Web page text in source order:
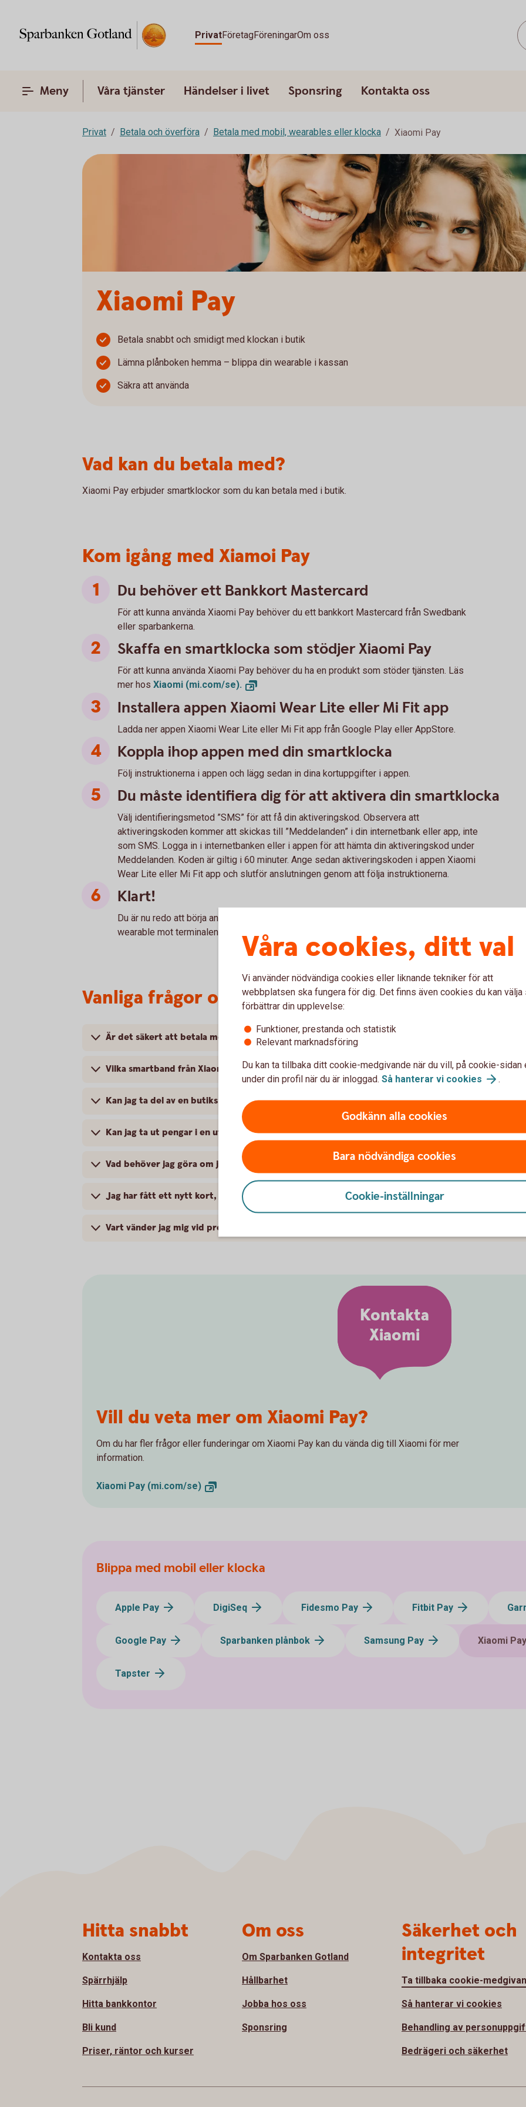
PrivatFöretagFöreningarOm oss
Meny Våra tjänster Händelser i livet Sponsring Kontakta oss
Privat Betala och överföra Betala med mobil, wearables eller klocka Xiaomi Pay
Xiaomi Pay
Betala snabbt och smidigt med klockan i butik
Lämna plånboken hemma – blippa din wearable i kassan
Säkra att använda
Vad kan du betala med?
Xiaomi Pay erbjuder smartklockor som du kan betala med i butik.
Kom igång med Xiamoi Pay
Du behöver ett Bankkort Mastercard
För att kunna använda Xiaomi Pay behöver du ett bankkort Mastercard från Swedbank
eller sparbankerna.
Skaffa en smartklocka som stödjer Xiaomi Pay
För att kunna använda Xiaomi Pay behöver du ha en produkt som stöder tjänsten. Läs
mer hos Xiaomi (mi.com/se).
Installera appen Xiaomi Wear Lite eller Mi Fit app
Ladda ner appen Xiaomi Wear Lite eller Mi Fit app från Google Play eller AppStore.
Koppla ihop appen med din smartklocka
Följ instruktionerna i appen och lägg sedan in dina kortuppgifter i appen.
Du måste identifiera dig för att aktivera din smartklocka
Välj identifieringsmetod ”SMS” för att få din aktiveringskod. Observera att
aktiveringskoden kommer att skickas till ”Meddelanden” i din internetbank eller app, inte
som SMS. Logga in i internetbanken eller i appen för att hämta din aktiveringskod under
Meddelanden. Koden är giltig i 60 minuter. Ange sedan aktiveringskoden i appen Xiaomi
Wear Lite eller Mi Fit app och slutför anslutningen genom att följa instruktionerna.
Klart!
Du är nu redo att börja använda din wearable i butik. Du betalar genom att blippa din
wearable mot terminalen där symbolen för kontaktlösa betalningar visas.
Vanliga frågor och svar om Xiaomi Pay
Är det säkert att betala med Xiaomi Pay ?
Vilka smartband från Xiaomi fungerar att betala med?
Kan jag ta del av en butiks medlemsprogram när jag handlar med Xiaomi Pay?
Kan jag ta ut pengar i en uttagningsautomat med min wearable från Xiaomi Pay?
Vad behöver jag göra om jag blivit av med min wearable?
Jag har fått ett nytt kort, vad gör jag?
Vart vänder jag mig vid problem?
Kontakta
Xiaomi
Vill du veta mer om Xiaomi Pay?
Om du har fler frågor eller funderingar om Xiaomi Pay kan du vända dig till Xiaomi för mer
information.
Xiaomi Pay (mi.com/se)
Blippa med mobil eller klocka
Apple Pay DigiSeq Fidesmo Pay Fitbit Pay
Google Pay Sparbanken plånbok Samsung Pay Xiaomi Pay
Tapster
Våra cookies, ditt val
Vi använder nödvändiga cookies eller liknande tekniker för att
webbplatsen ska fungera för dig. Det finns även cookies du kan välja
förbättrar din upplevelse:
Funktioner, prestanda och statistik
Relevant marknadsföring
Du kan ta tillbaka ditt cookie-medgivande när du vill, på cookie-sidan
under din profil när du är inloggad. Så hanterar vi cookies .
Godkänn alla cookies
Bara nödvändiga cookies
Cookie-inställningar
Hitta snabbt
Kontakta oss
Spärrhjälp
Hitta bankkontor
Bli kund
Priser, räntor och kurser
Om oss
Om Sparbanken Gotland
Hållbarhet
Jobba hos oss
Sponsring
Säkerhet och
integritet
Ta tillbaka cookie-
Så hanterar vi cookies
Behandling av
Bedrägeri och säkerhet